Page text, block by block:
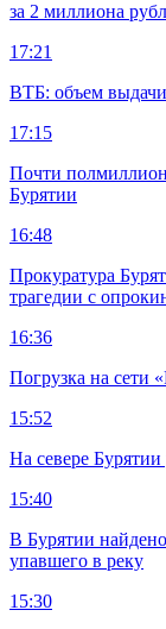
за 2 миллиона
17:21
ВТБ: объем
17:15
Почти
Бурятии
16:48
Прокуратура
трагедии с
16:36
Погрузка на сети
15:52
На севере
15:40
В Бурятии
упавшего в реку
15:30